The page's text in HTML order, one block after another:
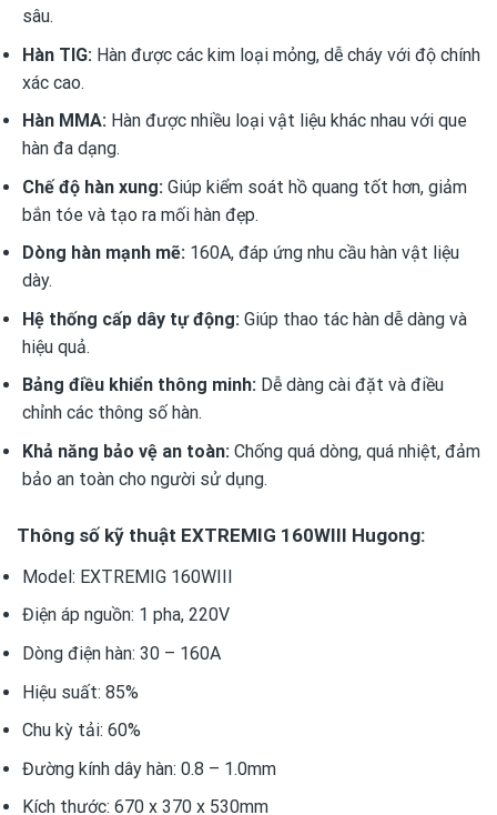
sâu.
Hàn TIG:Hàn được các kim loại mỏng, dễ cháy với độ chính
xác cao.
Hàn MMA:Hàn được nhiều loại vật liệu khác nhau với que
hàn đa dạng.
Chế độ hàn xung:Giúp kiểm soát hồ quang tốt hơn, giảm
bắn tóe và tạo ra mối hàn đẹp.
Dòng hàn mạnh mẽ:160A, đáp ứng nhu cầu hàn vật liệu
dày.
Hệ thống cấp dây tự động:Giúp thao tác hàn dễ dàng và
hiệu quả.
Bảng điều khiển thông minh:Dễ dàng cài đặt và điều
chỉnh các thông số hàn.
Khả năng bảo vệ an toàn:Chống quá dòng, quá nhiệt, đảm
bảo an toàn cho người sử dụng.
Thông số kỹ thuật EXTREMIG 160WIII Hugong:
Model: EXTREMIG 160WIII
Điện áp nguồn: 1 pha, 220V
Dòng điện hàn: 30 – 160A
Hiệu suất: 85%
Chu kỳ tải: 60%
Đường kính dây hàn: 0.8 – 1.0mm
Kích thước: 670 x 370 x 530mm